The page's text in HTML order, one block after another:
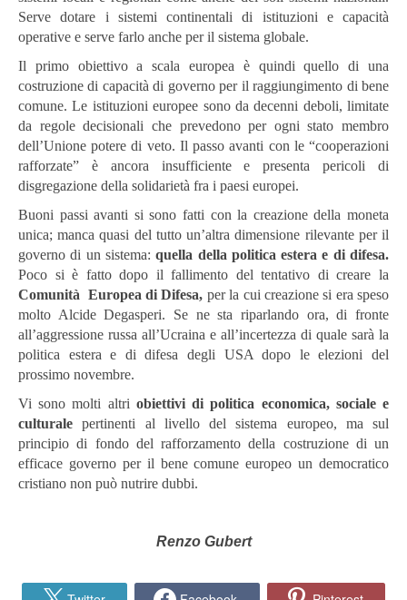
Serve dotare i sistemi continentali di istituzioni e capacità
operative e serve farlo anche per il sistema globale.
Il primo obiettivo a scala europea è quindi quello di una
costruzione di capacità di governo per il raggiungimento di bene
comune. Le istituzioni europee sono da decenni deboli, limitate
da regole decisionali che prevedono per ogni stato membro
dell’Unione potere di veto. Il passo avanti con le “cooperazioni
rafforzate” è ancora insufficiente e presenta pericoli di
disgregazione della solidarietà fra i paesi europei.
Buoni passi avanti si sono fatti con la creazione della moneta
unica; manca quasi del tutto un’altra dimensione rilevante per il
governo di un sistema:quella della politica estera e di difesa.
Poco si è fatto dopo il fallimento del tentativo di creare la
Comunità Europea di Difesa, per la cui creazione si era speso
molto Alcide Degasperi. Se ne sta riparlando ora, di fronte
all’aggressione russa all’Ucraina e all’incertezza di quale sarà la
politica estera e di difesa degli USA dopo le elezioni del
prossimo novembre.
Vi sono molti altri obiettivi di politica economica, sociale e
culturale pertinenti al livello del sistema europeo, ma sul
principio di fondo del rafforzamento della costruzione di un
efficace governo per il bene comune europeo un democratico
cristiano non può nutrire dubbi.
Renzo Gubert